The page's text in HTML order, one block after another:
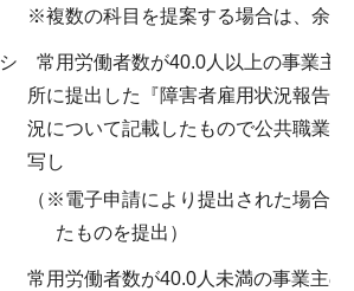
※複数の科目を提案する場合は、余
シ 常用労働者数が40.0人以上の事業主
所に提出した『障害者雇用状況報告
況について記載したもので公共職業
写し
（※電子申請により提出された場合
たものを提出）
常用労働者数が40.0人未満の事業主